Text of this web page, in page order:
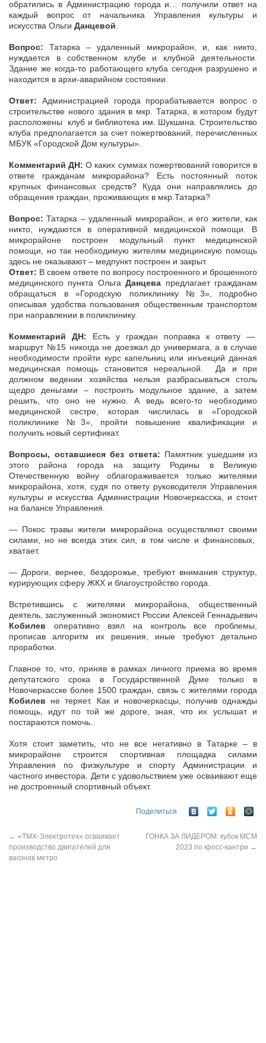
обратились в Администрацию города и… получили ответ на
каждый вопрос от начальника Управления культуры и
искусства Ольги Данцевой
Вопрос: Татарка – удаленный микрорайон, и, как никто,
нуждается в собственном клубе и клубной деятельности.
Здание же когда-то работающего клуба сегодня разрушено и
находится в архи-аварийном состоянии.
Ответ: Администрацией города прорабатывается вопрос о
строительстве нового здания в мкр. Татарка, в котором будут
расположены клуб и библиотека им. Шукшина. Строительство
клуба предполагается за счет пожертвований, перечисленных
МБУК «Городской Дом культуры».
Комментарий ДН: О каких суммах пожертвований говорится в
ответе гражданам микрорайона? Есть постоянный поток
крупных финансовых средств? Куда они направлялись до
обращения граждан, проживающих в мкр.Татарка?
Вопрос: Татарка – удаленный микрорайон, и его жители, как
никто, нуждаются в оперативной медицинской помощи. В
микрорайоне построен модульный пункт медицинской
помощи, но так необходимую жителям медицинскую помощь
здесь не оказывают – медпункт построен и закрыт.
Ответ: В своем ответе по вопросу построенного и брошенного
медицинского пункта ОльгаДанцева предлагает гражданам
обращаться в «Городскую поликлинику №3», подробно
описывая удобства пользования общественным транспортом
при направлении в поликлинику.
Комментарий ДН: Есть у граждан поправка к ответу —
маршрут №15 никогда не доезжал до универмага, а в случае
необходимости пройти курс капельниц или инъекций данная
медицинская помощь становится нереальной. Да и при
должном ведении хозяйства нельзя разбрасываться столь
щедро деньгами – построить модульное здание, а затем
решить, что оно не нужно. А ведь всего-то необходимо
медицинской сестре, которая числилась в «Городской
поликлинике №3», пройти повышение квалификации и
получить новый сертификат.
Вопросы, оставшиеся без ответа: Памятник ушедшим из
этого района города на защиту Родины в Великую
Отечественную войну облагораживается только жителями
микрорайона, хотя, судя по ответу руководителя Управления
культуры и искусства Администрации Новочеркасска, и стоит
на балансе Управления.
— Покос травы жители микрорайона осуществляют своими
силами, но не всегда этих сил, в том числе и финансовых,
хватает.
— Дороги, вернее, бездорожье, требуют внимания структур,
курирующих сферу ЖКХ и благоустройство города.
Встретившись с жителями микрорайона, общественный
деятель, заслуженный экономист России Алексей Геннадьевич
Кобилев оперативно взял на контроль все проблемы,
прописав алгоритм их решения, иные требуют детально
проработки.
Главное то, что, приняв в рамках личного приема во время
депутатского срока в Государственной Думе только в
Новочеркасске более 1500 граждан, связь с жителями города
Кобилев не теряет. Как и новочеркасцы, получив однажды
помощь, идут по той же дороге, зная, что их услышат и
постараются помочь.
Хотя стоит заметить, что не все негативно в Татарке – в
микрорайоне строится спортивная площадка силами
Управления по физкультуре и спорту Администрации и
частного инвестора. Дети с удовольствием уже осваивают еще
не достроенный спортивный объект.
Поделиться
← «ТМХ-Электротех» осваивает
производство двигателей для
вагонов метро
ГОНКА ЗА ЛИДЕРОМ: кубок МСМ
2023 по кросс-кантри →